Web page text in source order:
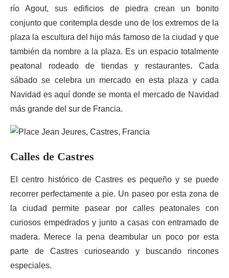
río Agout, sus edificios de piedra crean un bonito
conjunto que contempla desde uno de los extremos de la
plaza la escultura del hijo más famoso de la ciudad y que
también da nombre a la plaza. Es un espacio totalmente
peatonal rodeado de tiendas y restaurantes. Cada
sábado se celebra un mercado en esta plaza y cada
Navidad es aquí donde se monta el mercado de Navidad
más grande del sur de Francia.
Calles de Castres
El centro histórico de Castres es pequeño y se puede
recorrer perfectamente a pie. Un paseo por esta zona de
la ciudad permite pasear por calles peatonales con
curiosos empedrados y junto a casas con entramado de
madera. Merece la pena deambular un poco por esta
parte de Castres curioseando y buscando rincones
especiales.